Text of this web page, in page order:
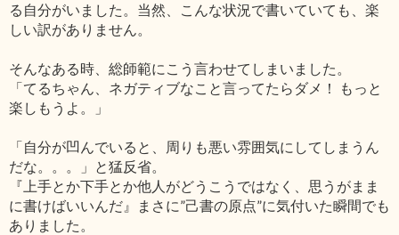
る自分がいました。当然、こんな状況で書いていても、楽
しい訳がありません。
そんなある時、総師範にこう言わせてしまいました。
「てるちゃん、ネガティブなこと言ってたらダメ！ もっと
楽しもうよ。」
「自分が凹んでいると、周りも悪い雰囲気にしてしまうん
だな。。。」と猛反省。
『上手とか下手とか他人がどうこうではなく、思うがまま
に書けばいいんだ』まさに”己書の原点”に気付いた瞬間でも
ありました。